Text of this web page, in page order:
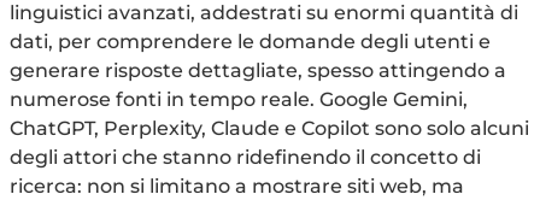
linguistici avanzati, addestrati su enormi quantità di
dati, per comprendere le domande degli utenti e
generare risposte dettagliate, spesso attingendo a
numerose fonti in tempo reale. Google Gemini,
ChatGPT, Perplexity, Claude e Copilot sono solo alcuni
degli attori che stanno ridefinendo il concetto di
ricerca: non si limitano a mostrare siti web, ma